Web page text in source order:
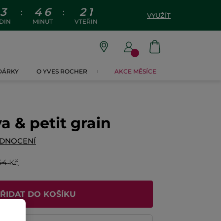
3 : 4 6
MINUT
: 20
VTEŘIN
VYUŽÍT
O YVES ROCHER AKCE MĚSÍCE
& petit grain
Kč
DO KOŠÍKU